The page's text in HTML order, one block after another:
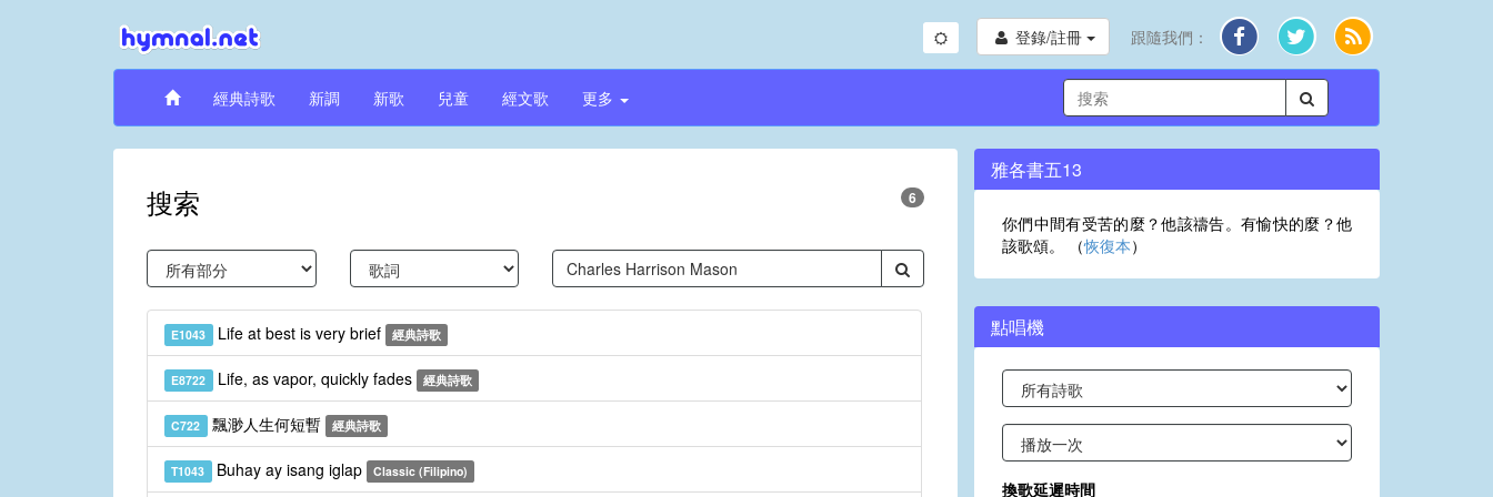
登錄/註冊 跟隨我們：
經典詩歌 新調 新歌 兒童 經文歌 更多
搜索 6
E1043 Life at best is very brief 經典詩歌
E8722 Life, as vapor, quickly fades 經典詩歌
C722 飄渺人生何短暫 經典詩歌
T1043 Buhay ay isang iglap Classic (Filipino)
雅各書五13
你們中間有受苦的麼？他該禱告。有愉快的麼？他
該歌頌。 （恢復本）
點唱機
換歌延遲時間